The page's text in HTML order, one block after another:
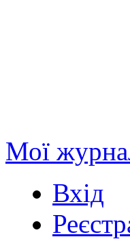
Мої
Вхід